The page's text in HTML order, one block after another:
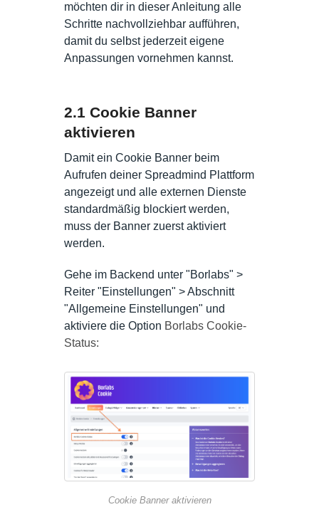
möchten dir in dieser Anleitung alle
Schritte nachvollziehbar aufführen,
damit du selbst jederzeit eigene
Anpassungen vornehmen kannst.
2.1 Cookie Banner
aktivieren
Damit ein Cookie Banner beim
Aufrufen deiner Spreadmind Plattform
angezeigt und alle externen Dienste
standardmäßig blockiert werden,
muss der Banner zuerst aktiviert
werden.
Gehe im Backend unter "Borlabs" >
Reiter "Einstellungen" > Abschnitt
"Allgemeine Einstellungen" und
aktiviere die Option Borlabs Cookie-
Status:
Cookie Banner aktivieren